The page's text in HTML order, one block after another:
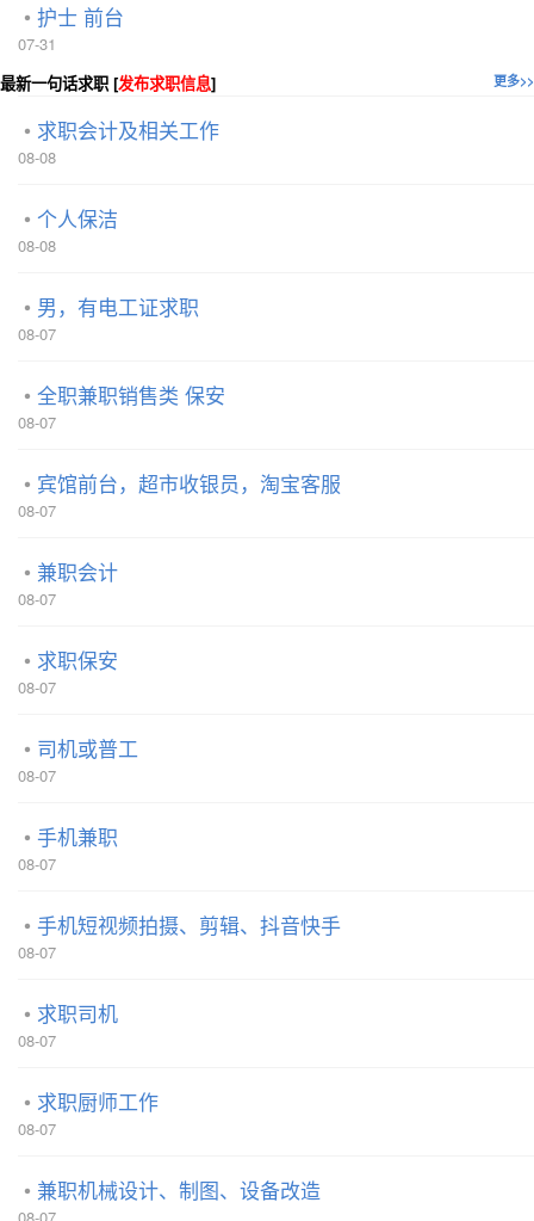
护士 前台
07-31
更多>>
最新一句话求职 [发布求职信息]
求职会计及相关工作
08-08
个人保洁
08-08
男，有电工证求职
08-07
全职兼职销售类 保安
08-07
宾馆前台，超市收银员，淘宝客服
08-07
兼职会计
08-07
求职保安
08-07
司机或普工
08-07
手机兼职
08-07
手机短视频拍摄、剪辑、抖音快手
08-07
求职司机
08-07
求职厨师工作
08-07
兼职机械设计、制图、设备改造